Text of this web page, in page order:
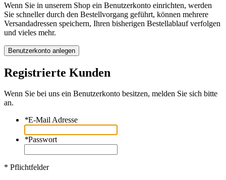
Wenn Sie in unserem Shop ein Benutzerkonto einrichten, werden
Sie schneller durch den Bestellvorgang geführt, können mehrere
Versandadressen speichern, Ihren bisherigen Bestellablauf verfolgen
und vieles mehr.
Benutzerkonto anlegen
Registrierte Kunden
Wenn Sie bei uns ein Benutzerkonto besitzen, melden Sie sich bitte
an.
*E-Mail Adresse
*Passwort
* Pflichtfelder